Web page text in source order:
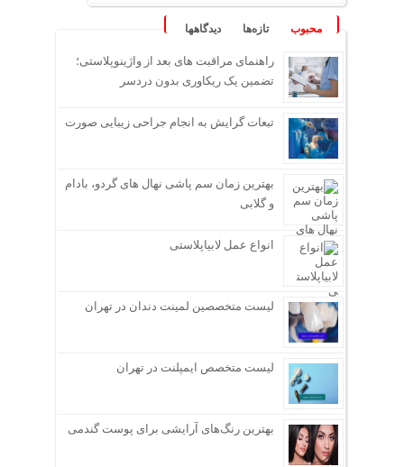
محبوب تازه‌ها دیدگاهها
راهنمای مراقبت های بعد از واژینوپلاستی؛
تضمین یک ریکاوری بدون دردسر
تبعات گرایش به انجام جراحی زیبایی صورت
بهترین زمان سم پاشی نهال های گردو، بادام
و گلابی
انواع عمل لابیاپلاستی
لیست متخصصین لمینت دندان در تهران
لیست متخصص ایمپلنت در تهران
بهترین رنگ‌های آرایشی برای پوست گندمی